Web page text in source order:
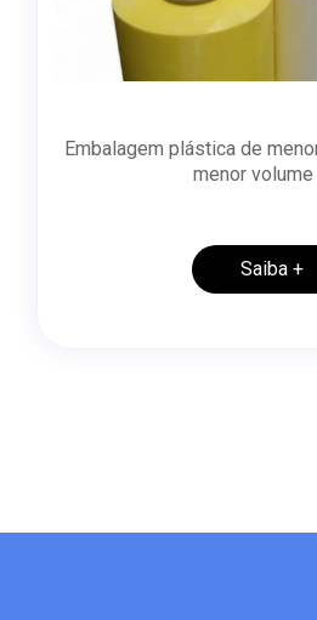
Embalagem plástica de
menor volume
Saiba +